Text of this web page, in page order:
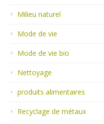
Milieu naturel
Mode de vie
Mode de vie bio
Nettoyage
produits alimentaires
Recyclage de métaux